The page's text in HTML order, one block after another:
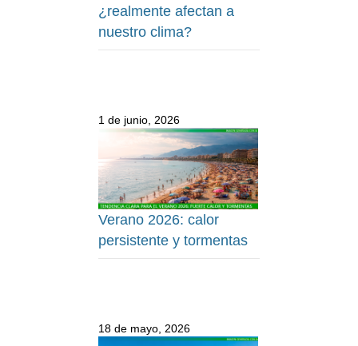
¿realmente afectan a
nuestro clima?
1 de junio, 2026
Verano 2026: calor
persistente y tormentas
18 de mayo, 2026